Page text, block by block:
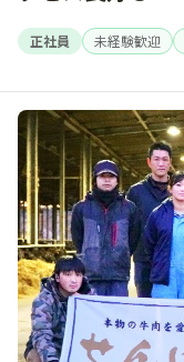
正社員 未経験歓迎